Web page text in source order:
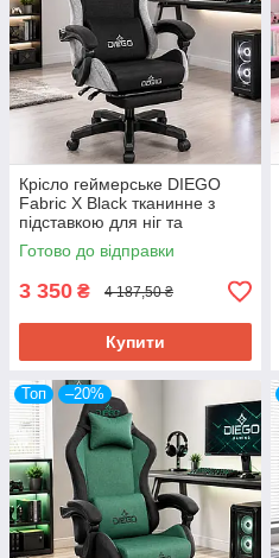
Крісло геймерське DIEGO
Fabric X Black тканинне з
підставкою для ніг та
ергономічними подушками,
чорне
Готово до відправки
3 350 ₴ 4 187,50 ₴
Купити
Топ –20%